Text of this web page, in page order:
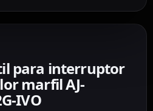
para interruptor
marfil AJ-
IVO